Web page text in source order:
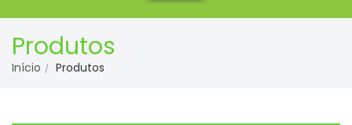
Produtos
Início Produtos